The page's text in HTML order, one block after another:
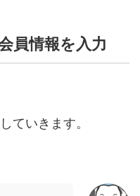
員情報を入力
ていきます。